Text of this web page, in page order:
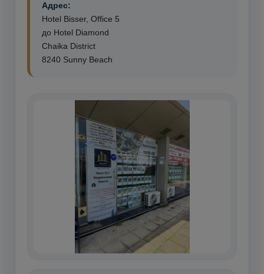
Адрес:
Hotel Bisser, Office 5
до Hotel Diamond
Chaika District
8240 Sunny Beach